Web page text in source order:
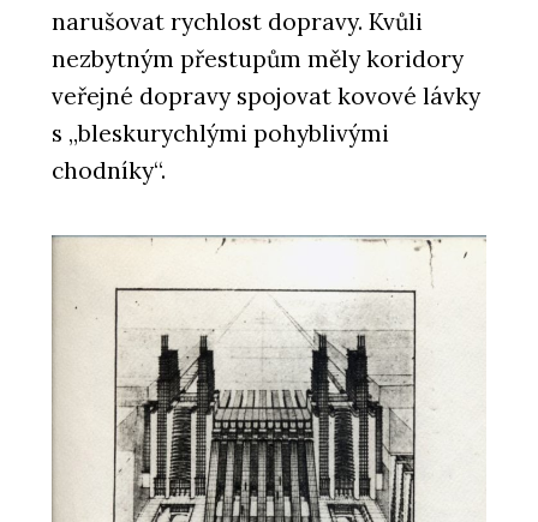
narušovat rychlost dopravy. Kvůli
nezbytným přestupům měly koridory
veřejné dopravy spojovat kovové lávky
s „bleskurychlými pohyblivými
chodníky“.